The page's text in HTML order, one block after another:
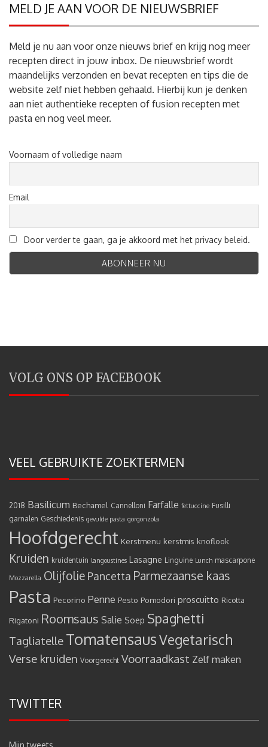
MELD JE AAN VOOR DE NIEUWSBRIEF
Meld je nu aan voor onze nieuws brief en krijg nog meer
recepten direct in jouw inbox. De nieuwsbrief wordt
maandelijks verzonden en bevat recepten en tips die de
website zelf niet hebben gehaald. Hierbij kun je denken
aan niet authentieke recepten of fusion recepten met
pasta en nog veel meer.
Voornaam of volledige naam
Email
Door verder te gaan, ga je akkoord met het privacy beleid.
VOLG ONS OP FACEBOOK
VEEL GEBRUIKTE ZOEKTERMEN
2018 Basilicum Bechamel Cannelloni Farfalle fettuccine Fusilli
garnalen Geschiedenis gevulde pasta gorgonzola
Hoofdgerecht Kerstmenu kerstmis knoflook
Kruiden kruidentuin langoustines Lasagne Linguine Lunch mascarpone
Mozzarella Olijfolie Pancetta Parmezaanse kaas
Pasta Pecorino Penne Pesto Pomodori proscuitto Ricotta
Rigatoni Roomsaus Salie Soep Spaghetti
Tagliatelle TomatensausVegetarisch
Verse kruiden Voorgerecht Voorraadkast Zelf maken
TWITTER
Mijn tweets